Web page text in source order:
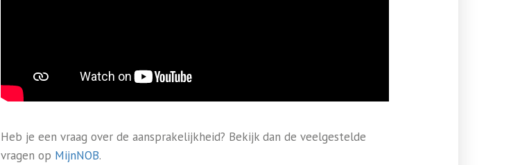
Heb je een vraag over de aansprakelijkheid? Bekijk dan de veelgestelde
vragen op MijnNOB.